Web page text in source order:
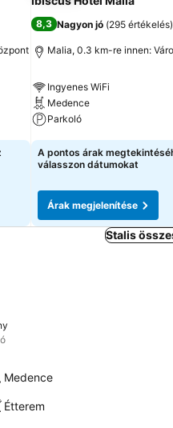
8,3 Nagyon jó (295 értékelés)
Malia, 0.3 km-re innen:
Ingyenes WiFi
Medence
Parkoló
Árak megjelenítése
A pontos árak
válasszon dátumokat
Árak megjelenítése
Stalis
Medence
Étterem